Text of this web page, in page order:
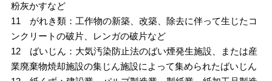
粉灰かすなど
11 がれき類：工作物の新築、改築、除去に伴って生じたコ
ンクリートの破片、レンガの破片など
12 ばいじん：大気汚染防止法のばい煙発生施設、または産
業廃棄物焼却施設の集じん施設によって集められたばいじん